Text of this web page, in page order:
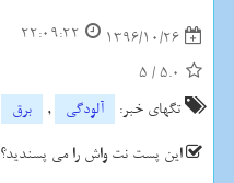
1396/10/26
22:09:22
5.0
/
5
تگهای خبر:
آلودگی , برق
این پست نت واش را می پسندید؟